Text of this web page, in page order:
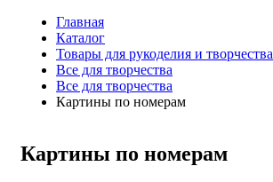
Главная
Каталог
Товары для рукоделия и творчества
Все для творчества
Все для творчества
Картины по номерам
Картины по номерам